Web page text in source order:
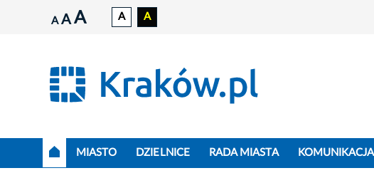
A A A A A
MIASTO DZIELNICE RADA MIASTA KOMUNIKACJA